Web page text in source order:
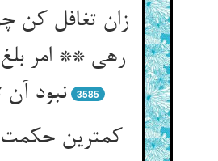
زان تغافل کن
رهی ** امر
نبود
3585
کمترین